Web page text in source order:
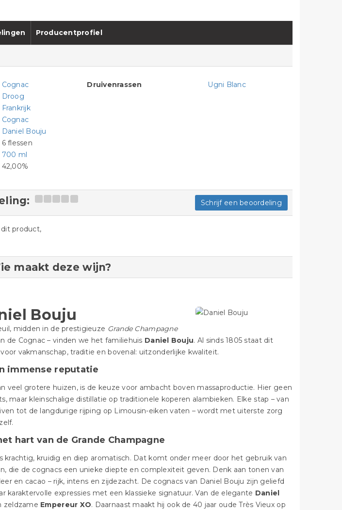
Producentprofiel
Cognac
Droog
Frankrijk
Cognac
Daniel Bouju
6 flessen
700 ml
42,00%
Druivenrassen Ugni Blanc
Schrijf een beoordeling
product,
maakt deze wijn?
Bouju
midden in de prestigieuze Grande Champagne
de Cognac – vinden we het familiehuis Daniel Bouju. Al sinds 1805 staat dit
vakmanschap, traditie en bovenal: uitzonderlijke kwaliteit.
immense reputatie
veel grotere huizen, is de keuze voor ambacht boven massaproductie. Hier geen
maar kleinschalige distillatie op traditionele koperen alambieken. Elke stap – van
tot de langdurige rijping op Limousin-eiken vaten – wordt met uiterste zorg
hart van de Grande Champagne
krachtig, kruidig en diep aromatisch. Dat komt onder meer door het gebruik van
die de cognacs een unieke diepte en complexiteit geven. Denk aan tonen van
en cacao – rijk, intens en zijdezacht. De cognacs van Daniel Bouju zijn geliefd
karaktervolle expressies met een klassieke signatuur. Van de elegante Daniel
zeldzame Empereur XO. Daarnaast maakt hij ook de 40 jaar oude Très Vieux op